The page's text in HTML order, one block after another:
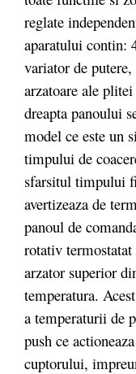
reglate
aparatului contin:
variator de
arzatoare ale
dreapta panoului
model ce este un
timpului de
sfarsitul timpului
avertizeaza de
panoul de
rotativ
arzator superior
temperatura.
a temperaturii de
push ce
cuptorului,